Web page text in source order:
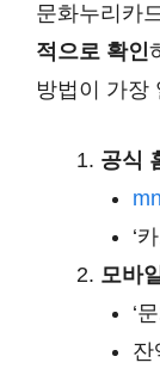
문화누리카
적으로 확인
방법이 가장
공식
‘
모바
‘
잔